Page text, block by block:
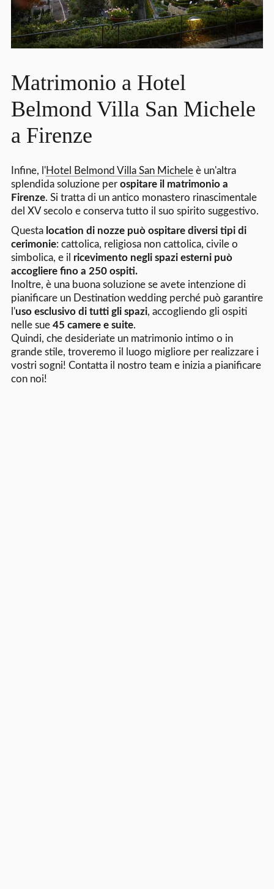
Matrimonio a Hotel
Belmond Villa San Michele
a Firenze
Infine, l'Hotel Belmond Villa San Micheleè un'altra
splendida soluzione per ospitare il matrimonio a
Firenze. Si tratta di un antico monastero rinascimentale
del XV secolo e conserva tutto il suo spirito suggestivo.
Questa location di nozze può ospitare diversi tipi di
cerimonie: cattolica, religiosa non cattolica, civile o
simbolica, e il ricevimento negli spazi esterni può
accogliere fino a 250 ospiti.
Inoltre, è una buona soluzione se avete intenzione di
pianificare un Destination wedding perché può garantire
l'uso esclusivo di tutti gli spazi, accogliendo gli ospiti
nelle sue 45 camere e suite.
Quindi, che desideriate un matrimonio intimo o in
grande stile, troveremo il luogo migliore per realizzare i
vostri sogni! Contatta il nostro team e inizia a pianificare
con noi!